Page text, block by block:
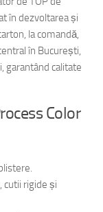
în dezvoltarea și
la comandă,
în București,
garantând calitate
Color
cutii rigide și